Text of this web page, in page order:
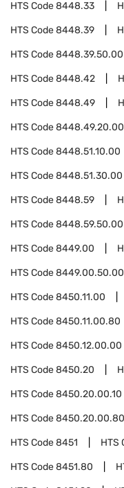
HTS Code8448.33
HTS Code8448.39
HTS Code8448.39.50.00
HTS Code8448.42
HTS Code8448.49
HTS Code8448.49.20.00
HTS Code8448.51.10.00
HTS Code8448.51.30.00
HTS Code8448.59
HTS Code8448.59.50.00
HTS Code8449.00
HTS Code8449.00.50.00
HTS Code8450.11.00
HTS Code8450.11.00.80
HTS Code8450.12.00.00
HTS Code8450.20
HTS Code8450.20.00.10
HTS Code8450.20.00.80
HTS Code8451 HTS
HTS Code8451.80